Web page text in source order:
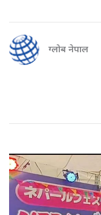
ग्लोब नेपाल